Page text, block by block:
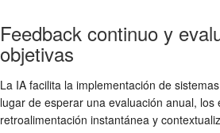
Feedback continuo y
objetivas
La IA facilita la implementación de
lugar de esperar una evaluación anual,
retroalimentación instantánea y